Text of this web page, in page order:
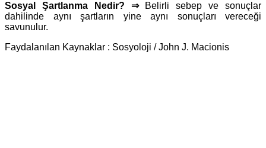
Sosyal Şartlanma Nedir? ⇒Belirli sebep ve sonuçlar
dahilinde aynı şartların yine aynı sonuçları vereceği
savunulur.
Faydalanılan Kaynaklar : Sosyoloji / John J. Macionis